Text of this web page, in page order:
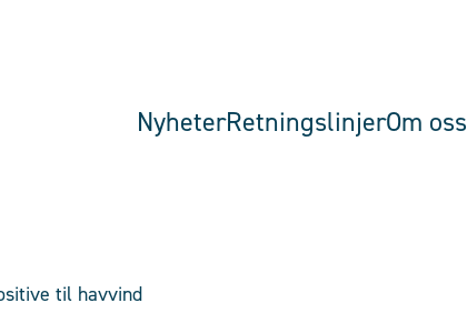
NyheterRetningslinjerOm oss
til havvind